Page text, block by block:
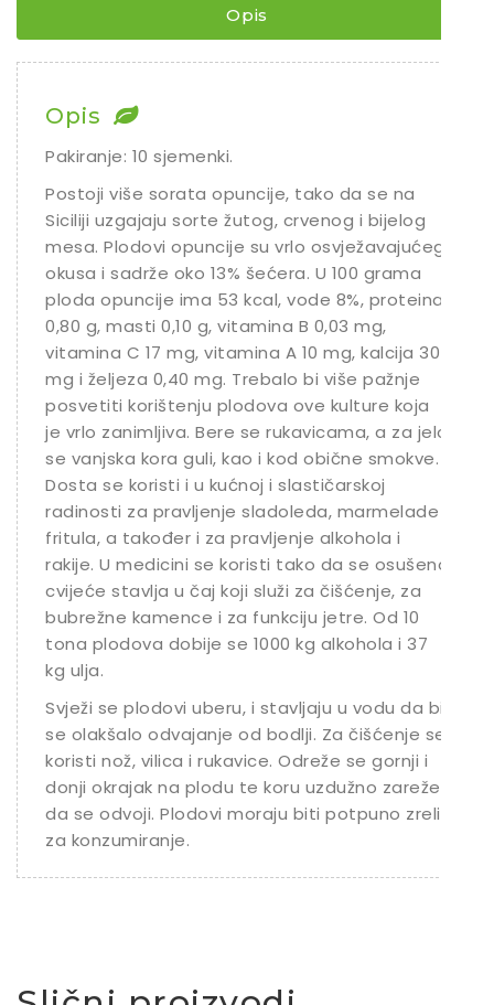
Opis
Opis
Pakiranje: 10 sjemenki.
Postoji više sorata opuncije, tako da se na
Siciliji uzgajaju sorte žutog, crvenog i bijelog
mesa. Plodovi opuncije su vrlo osvježavajućeg
okusa i sadrže oko 13% šećera. U 100 grama
ploda opuncije ima 53 kcal, vode 8%, proteina
0,80 g, masti 0,10 g, vitamina B 0,03 mg,
vitamina C 17 mg, vitamina A 10 mg, kalcija 30
mg i željeza 0,40 mg. Trebalo bi više pažnje
posvetiti korištenju plodova ove kulture koja
je vrlo zanimljiva. Bere se rukavicama, a za jelo
se vanjska kora guli, kao i kod obične smokve.
Dosta se koristi i u kućnoj i slastičarskoj
radinosti za pravljenje sladoleda, marmelade i
fritula, a također i za pravljenje alkohola i
rakije. U medicini se koristi tako da se osušeno
cvijeće stavlja u čaj koji služi za čišćenje, za
bubrežne kamence i za funkciju jetre. Od 10
tona plodova dobije se 1000 kg alkohola i 37
kg ulja.
Svježi se plodovi uberu, i stavljaju u vodu da bi
se olakšalo odvajanje od bodlji. Za čišćenje se
koristi nož, vilica i rukavice. Odreže se gornji i
donji okrajak na plodu te koru uzdužno zareže
da se odvoji. Plodovi moraju biti potpuno zreli
za konzumiranje.